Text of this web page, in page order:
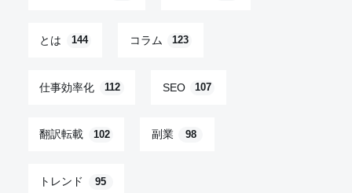
とは 144 コラム 123
仕事効率化 112 SEO 107
翻訳転載 102 副業 98
トレンド 95